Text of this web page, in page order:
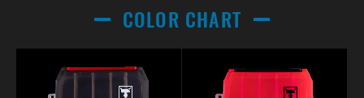
COLOR CHART